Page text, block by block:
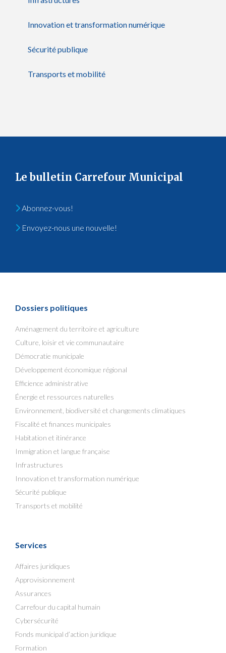
Innovation et transformation numérique
Sécurité publique
Transports et mobilité
Le bulletin Carrefour Municipal
Abonnez-vous!
Envoyez-nous une nouvelle!
Dossiers politiques
Aménagement du territoire et agriculture
Culture, loisir et vie communautaire
Démocratie municipale
Développement économique régional
Efficience administrative
Énergie et ressources naturelles
Environnement, biodiversité et changements climatiques
Fiscalité et finances municipales
Habitation et itinérance
Immigration et langue française
Infrastructures
Innovation et transformation numérique
Sécurité publique
Transports et mobilité
Services
Affaires juridiques
Approvisionnement
Assurances
Carrefour du capital humain
Cybersécurité
Fonds municipal d’action juridique
Formation